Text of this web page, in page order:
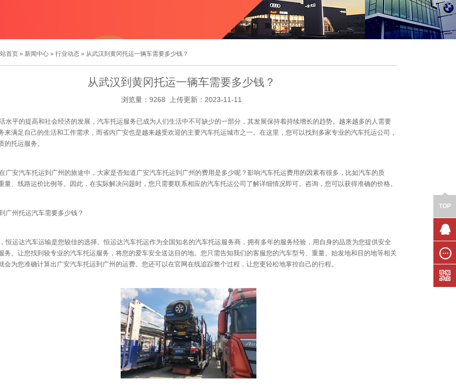
首页 » 新闻中心 » 行业动态 » 从武汉到黄冈托运一辆车需要多少钱？
从武汉到黄冈托运一辆车需要多少钱？
浏览量：9268 上传更新：2023-11-11
水平的提高和社会经济的发展，汽车托运服务已成为人们生活中不可缺少的一部分，其发展保持着持续增长的趋势。越来越多的人需要
来满足自己的生活和工作需求，而省内广安也是越来越受欢迎的主要汽车托运城市之一。在这里，您可以找到多家专业的汽车托运公司，
的托运服务。
广安汽车托运到广州的旅途中，大家是否知道广安汽车托运到广州的费用是多少呢？影响汽车托运费用的因素有很多，比如汽车的质
量、线路运价比例等。因此，在实际解决问题时，您只需要联系相应的汽车托运公司了解详细情况即可。咨询，您可以获得准确的价格。
广州托运汽车需要多少钱？
恒运达汽车运输是您较佳的选择。恒运达汽车托运作为全国知名的汽车托运服务商，拥有多年的服务经验，用自身的品质为您提供安全
务。让您找到较专业的汽车托运服务，将您的爱车安全送达目的地。您只需告知我们的客服您的汽车型号、重量、始发地和目的地等相关
会为您准确计算出广安汽车托运到广州的运费。您还可以在官网在线追踪整个过程，让您更轻松地掌控自己的行程。
TOP
在线留